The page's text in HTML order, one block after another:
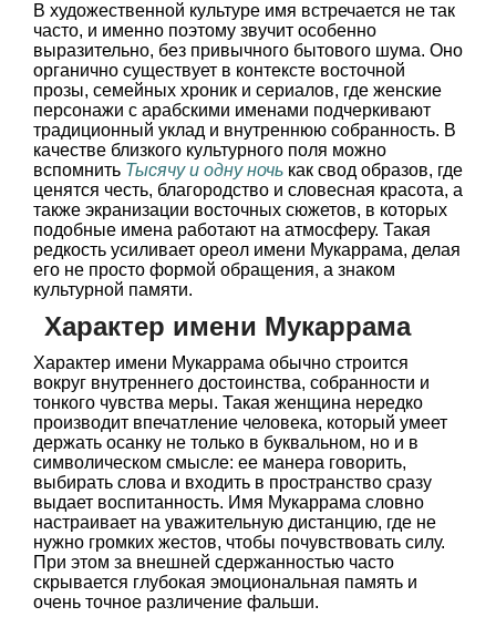
В художественной культуре имя встречается не так
часто, и именно поэтому звучит особенно
выразительно, без привычного бытового шума. Оно
органично существует в контексте восточной
прозы, семейных хроник и сериалов, где женские
персонажи с арабскими именами подчеркивают
традиционный уклад и внутреннюю собранность. В
качестве близкого культурного поля можно
вспомнить Тысячу и одну ночь как свод образов, где
ценятся честь, благородство и словесная красота, а
также экранизации восточных сюжетов, в которых
подобные имена работают на атмосферу. Такая
редкость усиливает ореол имени Мукаррама, делая
его не просто формой обращения, а знаком
культурной памяти.
Характер имени Мукаррама
Характер имени Мукаррама обычно строится
вокруг внутреннего достоинства, собранности и
тонкого чувства меры. Такая женщина нередко
производит впечатление человека, который умеет
держать осанку не только в буквальном, но и в
символическом смысле: ее манера говорить,
выбирать слова и входить в пространство сразу
выдает воспитанность. Имя Мукаррама словно
настраивает на уважительную дистанцию, где не
нужно громких жестов, чтобы почувствовать силу.
При этом за внешней сдержанностью часто
скрывается глубокая эмоциональная память и
очень точное различение фальши.